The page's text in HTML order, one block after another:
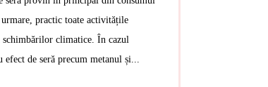
practic toate activitățile
schimbărilor climatice. În cazul
efect de seră precum metanul și...